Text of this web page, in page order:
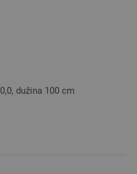
dužina 100 cm